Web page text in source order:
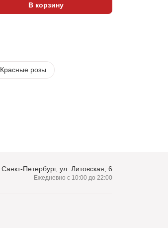
В корзину
Красные розы
Санкт-Петербург, ул. Литовская, 6
Ежедневно с 10:00 до 22:00